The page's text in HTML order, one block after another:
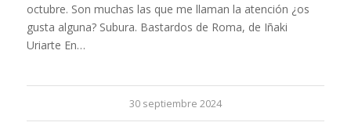
octubre. Son muchas las que me llaman la atención ¿os
gusta alguna? Subura. Bastardos de Roma, de Iñaki
Uriarte En…
30 septiembre 2024